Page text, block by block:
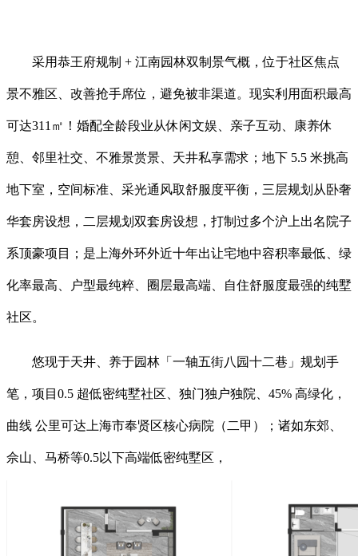
采用恭王府规制 + 江南园林双制景气概，位于社区焦点
景不雅区、改善抢手席位，避免被非渠道。现实利用面积最高
可达311㎡！婚配全龄段业从休闲文娱、亲子互动、康养休
憩、邻里社交、不雅景赏景、天井私享需求；地下 5.5 米挑高
地下室，空间标准、采光通风取舒服度平衡，三层规划从卧奢
华套房设想，二层规划双套房设想，打制过多个沪上出名院子
系顶豪项目；是上海外环外近十年出让宅地中容积率最低、绿
化率最高、户型最纯粹、圈层最高端、自住舒服度最强的纯墅
社区。
悠现于天井、养于园林「一轴五街八园十二巷」规划手
笔，项目0.5 超低密纯墅社区、独门独户独院、45% 高绿化，
曲线 公里可达上海市奉贤区核心病院（二甲）；诸如东郊、
佘山、马桥等0.5以下高端低密纯墅区，